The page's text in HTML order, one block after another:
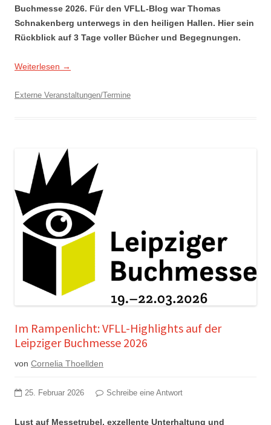
Buchmesse 2026. Für den VFLL-Blog war Thomas
Schnakenberg unterwegs in den heiligen Hallen. Hier sein
Rückblick auf 3 Tage voller Bücher und Begegnungen.
Weiterlesen →
Externe Veranstaltungen/Termine
Im Rampenlicht: VFLL-Highlights auf der
Leipziger Buchmesse 2026
von Cornelia Thoellden
25. Februar 2026 Schreibe eine Antwort
Lust auf Messetrubel, exzellente Unterhaltung und